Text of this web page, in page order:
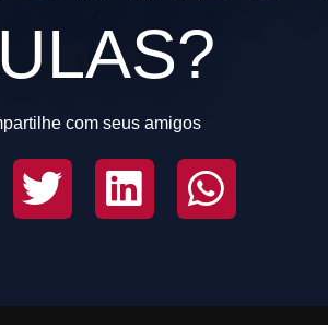
com seus amigos